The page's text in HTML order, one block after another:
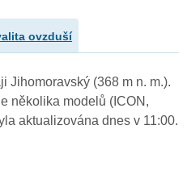
ovzduší
Jihomoravský (368 m n. m.).
několika modelů (ICON,
aktualizována dnes v 11:00.